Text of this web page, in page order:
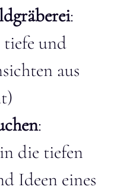
:
tiefe und
aus
:
die tiefen
Ideen eines